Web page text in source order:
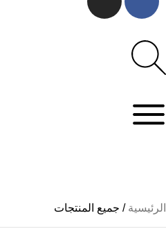
الرئيسية جميع المنتجات